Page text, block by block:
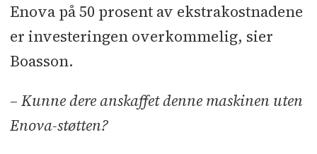
Enova på 50 prosent av ekstrakostnadene
er investeringen overkommelig, sier
Boasson.
– Kunne dere anskaffet denne maskinen uten
Enova-støtten?